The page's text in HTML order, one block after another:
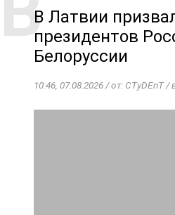
В Латвии
президентов
Белоруссии
10:46, 07.08.2026 / от: CTyDEnT /